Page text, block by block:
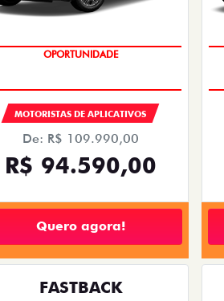
OPORTUNIDADE
MOTORISTAS DE APLICATIVOS
De: R$ 109.990,00
R$ 94.590,00
Quero agora!
FASTBACK